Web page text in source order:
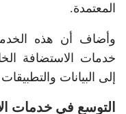
المعتمدة.
وأضاف أن هذه
خدمات الاستضافة
إلى البيانات
التوسع في خدمات